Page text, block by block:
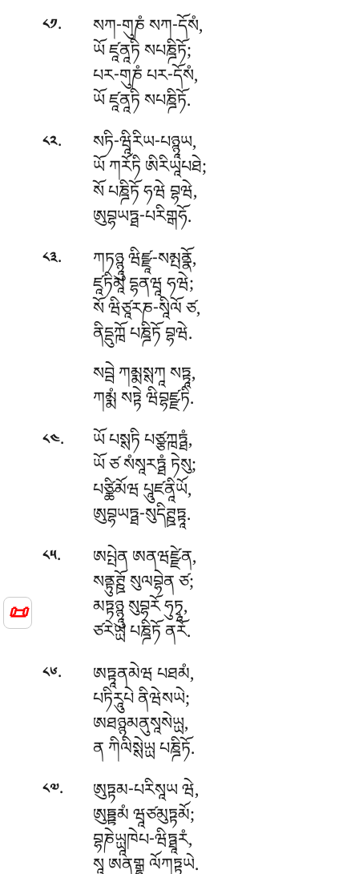
📜
༨༡. སཀ-གུཎཾསཀ-དོསཾ,
ཡོ ཛཱནཱཏི སཔཎྜིཏོ;
པར-གུཎཾ པར-དོསཾ,
ཡོ ཛཱནཱཏི སཔཎྜིཏོ.
༨༢. སཏི-ཝཱིརིཡ-པཉྙཱཡ,
ཡོ ཀརོཏི ཨིརིཡཱཔཐེ;
སོ པཎྜིཏོ ཧཝེ བྷཝེ,
ཨུབྷཡཏྠ-པརིགྒཧོ.
༨༣. ཀཏཉྙཱུཝིཛྫཱ-སམྤནྣོ,
ཛཱཏིམཱ དྷནཝཱ ཧཝེ;
སོ ཝིཙཱརཎ-སཱིལོ ཙ,
ནིདྡུཀྑོ པཎྜིཏོ བྷཝེ.
སབྦེཀམྨསྶཀཱ སཏྟཱ,
ཀམྨཾ སཏྟེ ཝིབྷཛྫཏི.
༨༤. ཡོ པསྶཏི པཙྩཀྑཏྠཾ,
ཡོ ཙ སཾསཱརཏྠཾ ཏེསུ;
པཙྪིམོཝ པཱུཛནཱིཡོ,
ཨུབྷཡཏྠ-སུདིཊྛཏྟཱ.
༨༥. ཨཔྤེནཨནཝཛྫེན,
སནྟུཊྛོ སུལབྷེན ཙ;
མཏྟཉྙཱུ སུབྷརོ ཧུཏྭཱ,
ཙརེཡྻ པཎྜིཏོ ནརོ.
༨༦. ཨཏྟཱནམེཝཔཐམཾ,
པཏིརཱུཔེ ནིཝེསཡེ;
ཨཐཉྙམནུསཱསེཡྻ,
ན ཀིལིསྶེཡྻ པཎྜིཏོ.
༨༧. ཨུཏྟམ-པརིསཱཡཝེ,
ཨུཏྟྟམཾ ཝཱཙམུཏྟམོ;
བྷཎེཡྻཱཁེཔ-ཝིཏྠཱརཾ,